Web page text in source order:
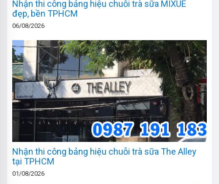
Nhận thi công bảng hiệu chuỗi trà sữa MIXUE
đẹp, bền TPHCM
06/08/2026
Nhận thi công bảng hiệu chuỗi trà sữa The Alley
tại TPHCM
01/08/2026